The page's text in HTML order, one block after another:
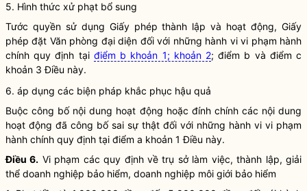
5. Hình thức xử phạt bổ sung
Tước quyền sử dụng Giấy phép thành lập và hoạt động, Giấy
phép đặt Văn phòng đại diện đối với những hành vi vi phạm hành
chính quy định tại điểm b khoản 1; khoản 2; điểm b và điểm c
khoản 3 Điều này.
6. áp dụng các biện pháp khắc phục hậu quả
Buộc công bố nội dung hoạt động hoặc đính chính các nội dung
hoạt động đã công bố sai sự thật đối với những hành vi vi phạm
hành chính quy định tại điểm a khoản 1 Điều này.
Điều 6. Vi phạm các quy định về trụ sở làm việc, thành lập, giải
thể doanh nghiệp bảo hiểm, doanh nghiệp môi giới bảo hiểm